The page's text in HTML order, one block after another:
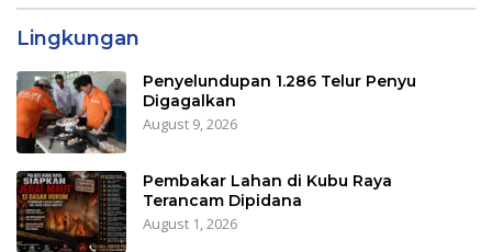
Lingkungan
Penyelundupan 1.286 Telur Penyu
Digagalkan
August 9, 2026
Pembakar Lahan di Kubu Raya
Terancam Dipidana
August 1, 2026